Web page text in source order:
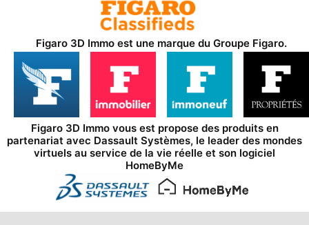
Figaro 3D Immo est une marque du Groupe Figaro.
Figaro 3D Immo vous est propose des produits en
partenariat avec Dassault Systèmes, le leader des mondes
virtuels au service de la vie réelle et son logiciel
HomeByMe